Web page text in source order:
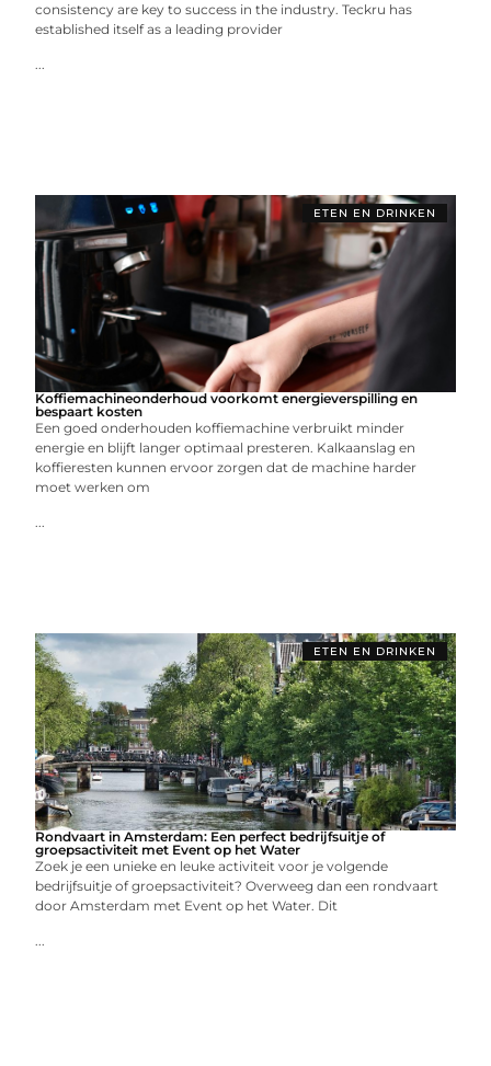
consistency are key to success in the industry. Teckru has
established itself as a leading provider
...
ETEN EN DRINKEN
Koffiemachineonderhoud voorkomt energieverspilling en
bespaart kosten
Een goed onderhouden koffiemachine verbruikt minder
energie en blijft langer optimaal presteren. Kalkaanslag en
koffieresten kunnen ervoor zorgen dat de machine harder
moet werken om
...
ETEN EN DRINKEN
Rondvaart in Amsterdam: Een perfect bedrijfsuitje of
groepsactiviteit met Event op het Water
Zoek je een unieke en leuke activiteit voor je volgende
bedrijfsuitje of groepsactiviteit? Overweeg dan een rondvaart
door Amsterdam met Event op het Water. Dit
...